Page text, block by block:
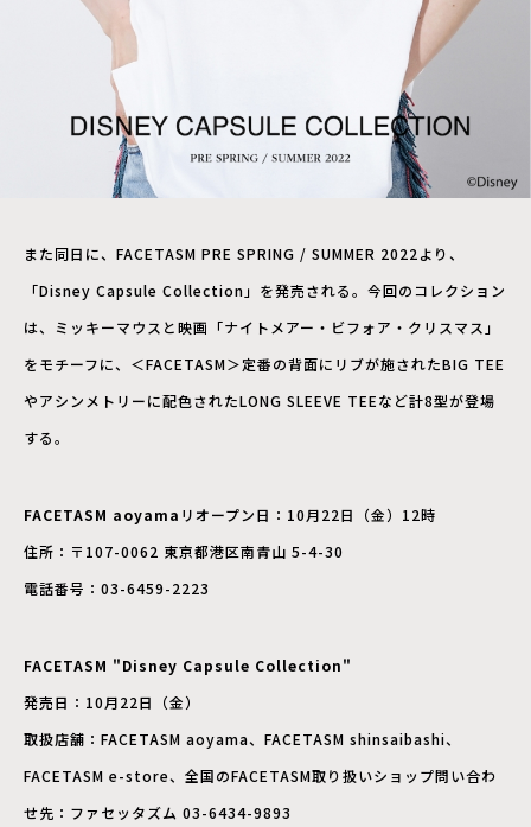
また同日に、FACETASM PRE SPRING / SUMMER 2022より、
「Disney Capsule Collection」を発売される。今回のコレクション
は、ミッキーマウスと映画「ナイトメアー・ビフォア・クリスマス」
をモチーフに、＜FACETASM＞定番の背面にリブが施されたBIG TEE
やアシンメトリーに配色されたLONG SLEEVE TEEなど計8型が登場
する。
FACETASM aoyama リオープン日：10月22日（金）12時
住所：〒107-0062 東京都港区南青山 5-4-30
電話番号：03-6459-2223
FACETASM "Disney Capsule Collection"
発売日：10月22日（金）
取扱店舗：FACETASM aoyama、FACETASM shinsaibashi、
FACETASM e-store、全国のFACETASM取り扱いショップ問い合わ
せ先：ファセッタズム 03-6434-9893